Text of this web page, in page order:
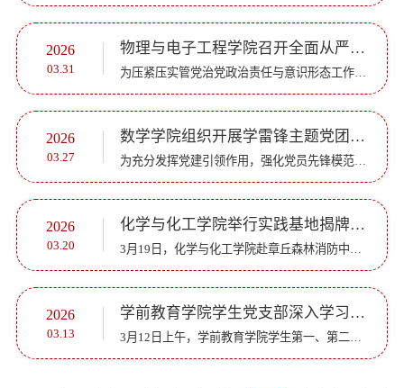
2026
03.31
物理与电子工程学院召开全面从严治党及意识形态工作专题会议
为压紧压实管党治党政治责任与意识形态工作责任制，近日，物理与电子工程学院党委于会议室召开全面从严治党及意识形态工作专题会议，统筹研判相关领域风险隐患、明确工作方向、细化落实举措。学院全体领导班子成...
2026
03.27
数学学院组织开展学雷锋主题党团日活动
为充分发挥党建引领作用，强化党员先锋模范示范效应，以党建带团建凝聚青年力量，同时锤炼学子教学实践技能，3月26日，数学学院学生第一、第二党支部联合“一数光”志愿服务驿站，走进章丘区博雅公学幼儿园，开展...
2026
03.20
化学与化工学院举行实践基地揭牌仪式暨学雷锋主题党日活动
3月19日，化学与化工学院赴章丘森林消防中队举行“大思政课”实践基地签约揭牌仪式，并开展“传承雷锋精神，筑牢消防安全”主题党日活动。化学与化工学院党委书记巩磊、党委副书记梅茹及各党支部书记、教师与学生...
2026
03.13
学前教育学院学生党支部深入学习贯彻党的二十届四中全会精神
3月12日上午，学前教育学院学生第一、第二党支部根据学校和学院党委对学习贯彻党的二十届四中全会精神的统一部署安排，组织全体党员召开专题会议，深入学习贯彻党的二十届四中全会精神，开展学习交流研讨，旨在引...